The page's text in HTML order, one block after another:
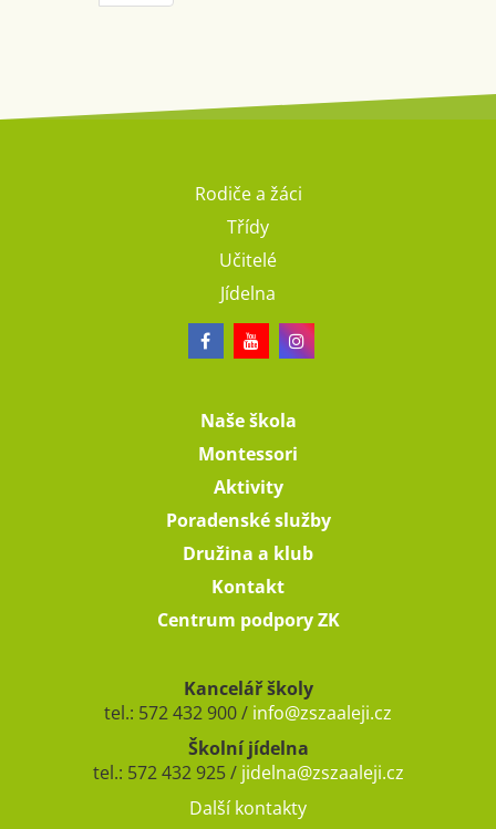
Rodiče a žáci
Třídy
Učitelé
Jídelna
Naše škola
Montessori
Aktivity
Poradenské služby
Družina a klub
Kontakt
Centrum podpory ZK
Kancelář školy
tel.: 572 432 900 / info@zszaaleji.cz
Školní jídelna
tel.: 572 432 925 / jidelna@zszaaleji.cz
Další kontakty